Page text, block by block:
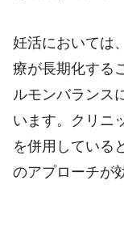
妊活においては
療が長期化する
ルモンバランス
います。クリニ
を併用している
のアプローチが